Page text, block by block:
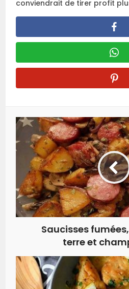
conviendrait de tirer profit
Saucisses
terre et